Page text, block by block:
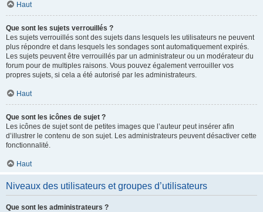
Haut
Que sont les sujets verrouillés ?
Les sujets verrouillés sont des sujets dans lesquels les utilisateurs ne peuvent
plus répondre et dans lesquels les sondages sont automatiquement expirés.
Les sujets peuvent être verrouillés par un administrateur ou un modérateur du
forum pour de multiples raisons. Vous pouvez également verrouiller vos
propres sujets, si cela a été autorisé par les administrateurs.
Haut
Que sont les icônes de sujet ?
Les icônes de sujet sont de petites images que l’auteur peut insérer afin
d’illustrer le contenu de son sujet. Les administrateurs peuvent désactiver cette
fonctionnalité.
Haut
Niveaux des utilisateurs et groupes d’utilisateurs
Que sont les administrateurs ?